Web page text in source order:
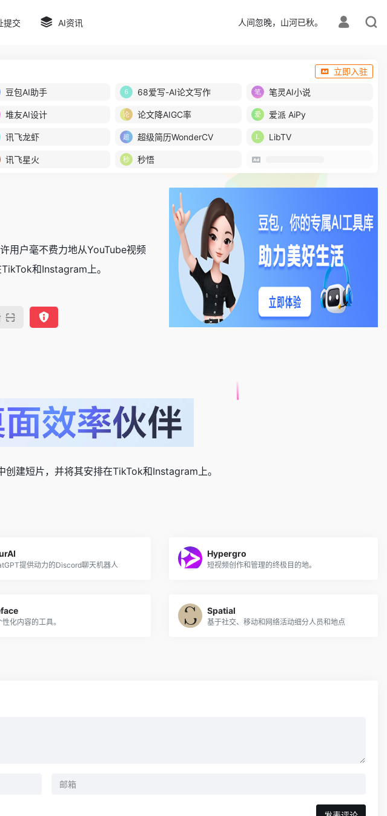
提交 AI资讯 人间忽晚，山河已秋。
立即入驻
豆包AI助手 68爱写-AI论文写作 笔灵AI小说
堆友AI设计 论文降AIGC率 爱派 AiPy
讯飞龙虾 超级简历WonderCV LibTV
讯飞星火 秒悟
用户毫不费力地从YouTube视频
和Instagram上。
建短片，并将其安排在TikTok和Instagram上。
提供动力的Discord聊天机器人
Hypergro
短视频创作和管理的终极目的地。
化内容的工具。
Spatial
基于社交、移动和网络活动细分人员和地点